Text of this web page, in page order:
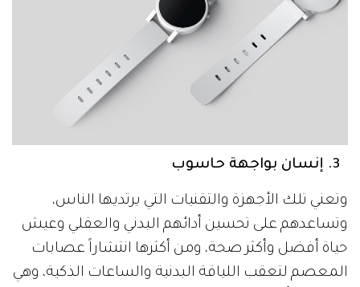
وتعني تلك الأجهزة والتقنيات التي يرتديها الناس،
وتساعدهم على تحسين أدائهم البدني والعقلي وعيش
حياة أفضل وأكثر صحة، ومن أكثرها انتشاراً عصابات
المعصم لتعقب اللياقة البدنية والساعات الذكية، وهي